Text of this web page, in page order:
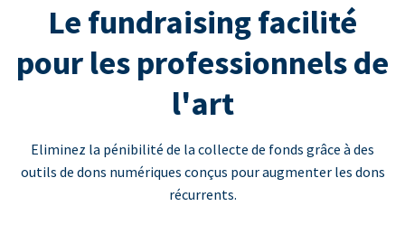
Le fundraising facilité
pour les professionnels de
l'art
Eliminez la pénibilité de la collecte de fonds grâce à des
outils de dons numériques conçus pour augmenter les dons
récurrents.